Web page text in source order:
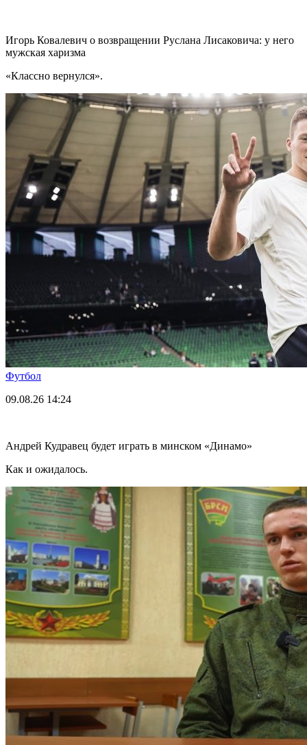
Игорь Ковалевич о возвращении Руслана Лисаковича: у него
мужская харизма
«Классно вернулся».
Футбол
09.08.26 14:24
Андрей Кудравец будет играть в минском «Динамо»
Как и ожидалось.